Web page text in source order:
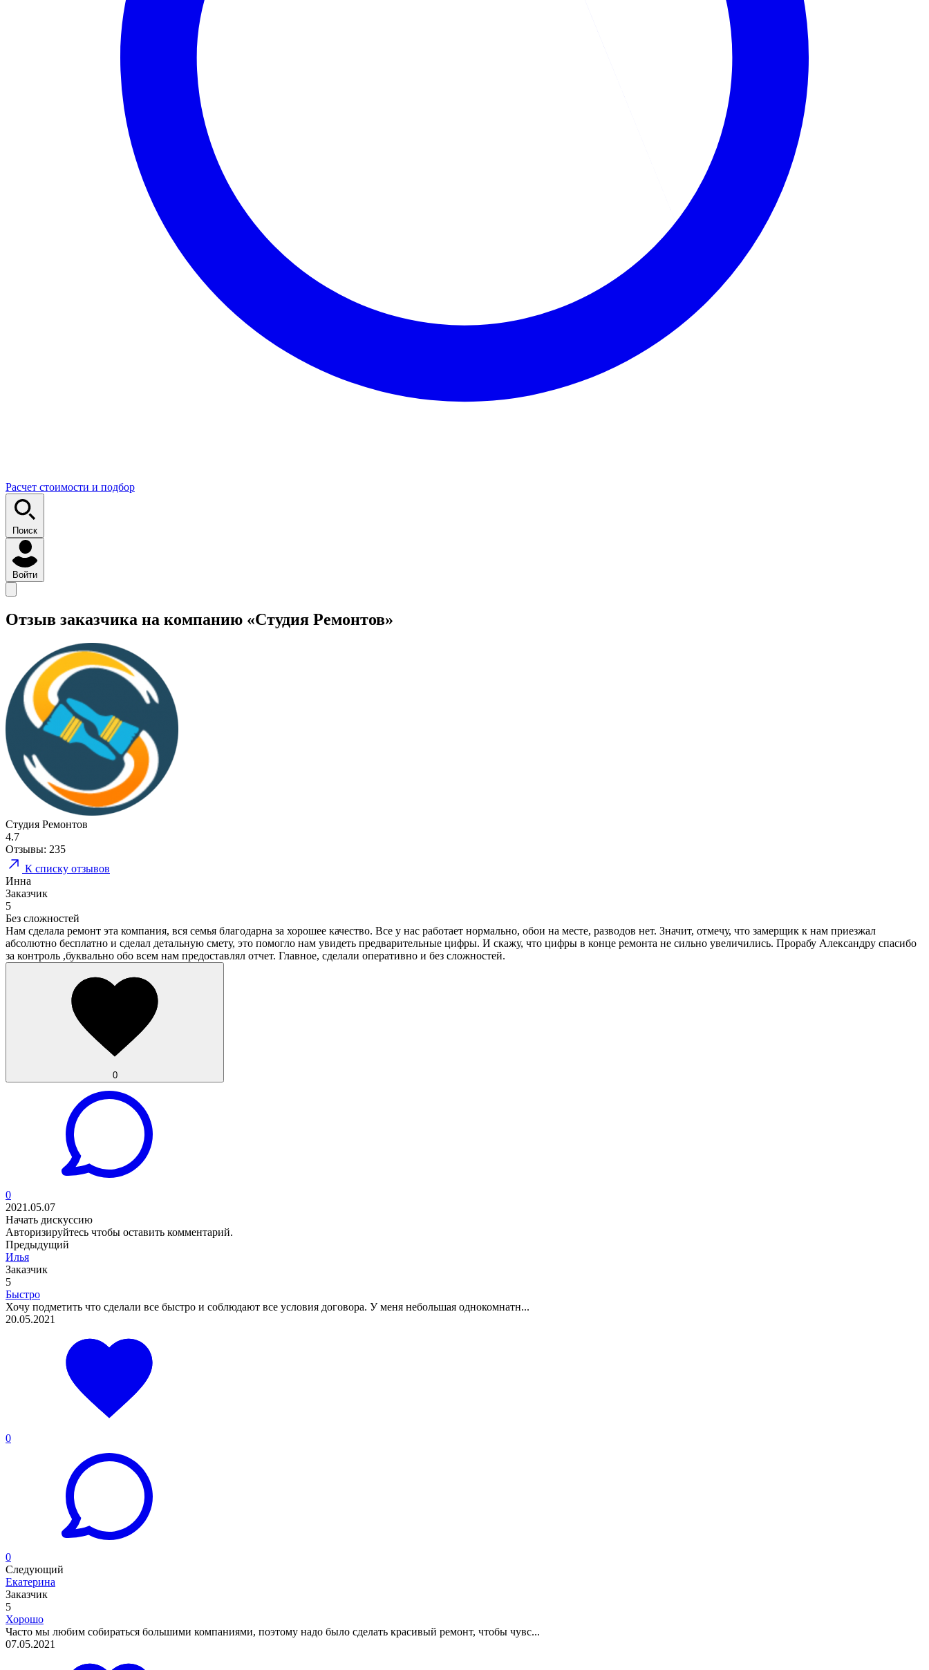
Расчет стоимости и подбор
Поиск
Войти
Отзыв заказчика на компанию «Студия Ремонтов»
Студия Ремонтов
4.7
Отзывы: 235
К списку отзывов
Инна
Заказчик
5
Без сложностей
Нам сделала ремонт эта компания, вся семья благодарна за хорошее качество. Все у нас работает нормально, обои на месте, разводов нет. Значит, отмечу, что замерщик к нам приезжал
абсолютно бесплатно и сделал детальную смету, это помогло нам увидеть предварительные цифры. И скажу, что цифры в конце ремонта не сильно увеличились. Прорабу Александру спасибо
за контроль ,буквально обо всем нам предоставлял отчет. Главное, сделали оперативно и без сложностей.
0
0
2021.05.07
Начать дискуссию
Авторизируйтесь чтобы оставить комментарий.
Предыдущий
Илья
Заказчик
5
Быстро
Хочу подметить что сделали все быстро и соблюдают все условия договора. У меня небольшая однокомнатн...
20.05.2021
0
0
Следующий
Екатерина
Заказчик
5
Хорошо
Часто мы любим собираться большими компаниями, поэтому надо было сделать красивый ремонт, чтобы чувс...
07.05.2021